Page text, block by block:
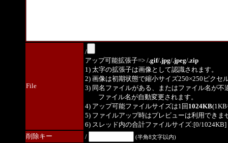
File
/
アップ可能拡張子=> /.gif/.jpg/.jpeg/.zip
1) 太字の拡張子は画像として認識されます。
2) 画像は初期状態で縮小サイズ250×250ピクセ
3) 同名ファイルがある、またはファイル名が不
ファイル名が自動変更されます。
4) アップ可能ファイルサイズは1回 1024KB
5) ファイルアップ時はプレビューは利用できま
6) スレッド内の合計ファイルサイズ:[0/1024KB]
削除キー
/ (半角8文字以内)